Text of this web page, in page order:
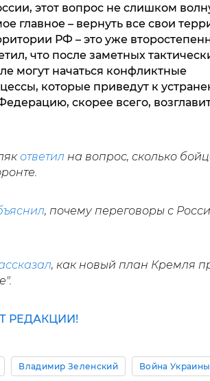
этот вопрос не слишком
главное – вернуть все свои
РФ – это уже
что после заметных
могут начаться конфликтные
которые приведут к
скорее всего,
ответил на вопрос, сколько
, почему переговоры с
, как новый план Кремля
РЕДАКЦИИ!
Владимир Зеленский Война